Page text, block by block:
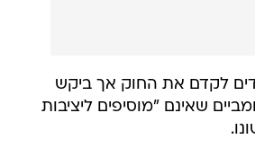
לקדם את החוק אך ביקש
שאינם "מוסיפים ליציבות